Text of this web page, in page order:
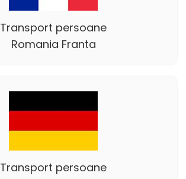
Transport persoane
Romania Franta
Transport persoane